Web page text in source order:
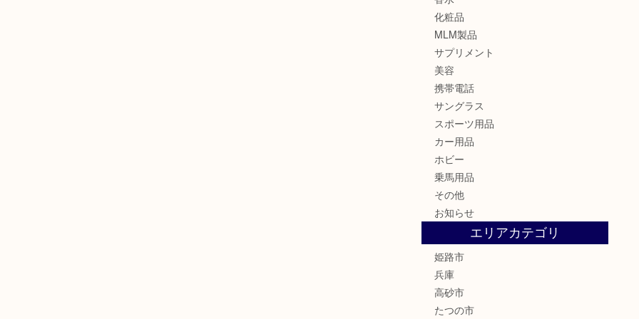
化粧品
MLM製品
サプリメント
美容
携帯電話
サングラス
スポーツ用品
カー用品
ホビー
乗馬用品
その他
お知らせ
エリアカテゴリ
姫路市
兵庫
高砂市
たつの市